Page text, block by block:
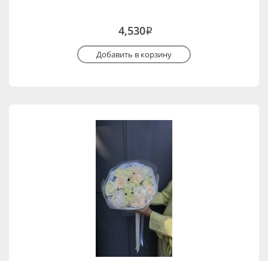
4,530i
Добавить в корзину